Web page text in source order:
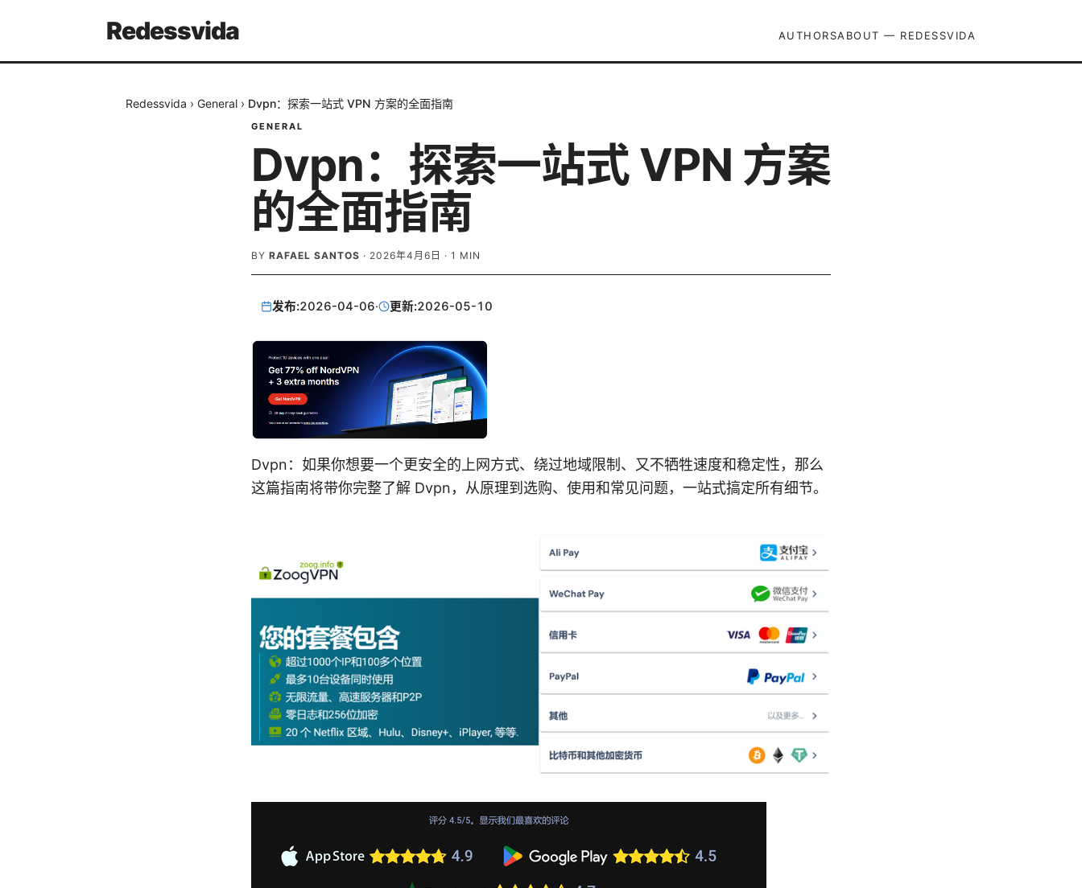
Redessvida AUTHORSABOUT — REDESSVIDA
Redessvida › General › Dvpn：探索一站式 VPN 方案的全面指南
GENERAL
Dvpn：探索一站式 VPN 方案
的全面指南
BY RAFAEL SANTOS · 2026年4月6日 · 1 MIN
发布:2026-04-06· 更新:2026-05-10
Dvpn：如果你想要一个更安全的上网方式、绕过地域限制、又不牺牲速度和稳定性，那么
这篇指南将带你完整了解 Dvpn，从原理到选购、使用和常见问题，一站式搞定所有细节。